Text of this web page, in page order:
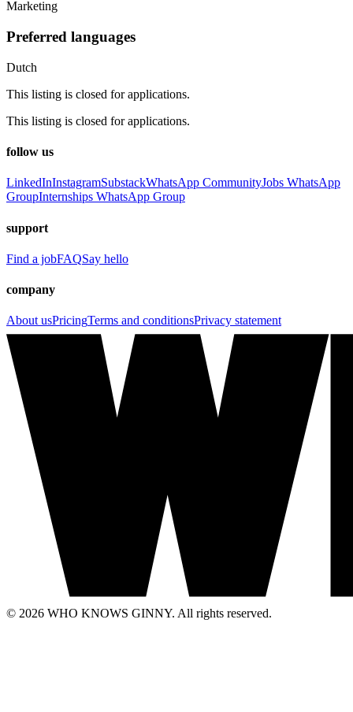
Marketing
Preferred languages
Dutch
This listing is closed for applications.
This listing is closed for applications.
follow us
LinkedInInstagramSubstackWhatsApp CommunityJobs WhatsApp
GroupInternships WhatsApp Group
support
Find a jobFAQSay hello
company
About usPricingTerms and conditionsPrivacy statement
© 2026 WHO KNOWS GINNY. All rights reserved.